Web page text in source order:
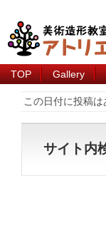
TOP Gallery
この日付に投稿は
サイト内